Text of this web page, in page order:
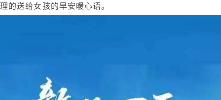
理的送给女孩的早安暖心语。